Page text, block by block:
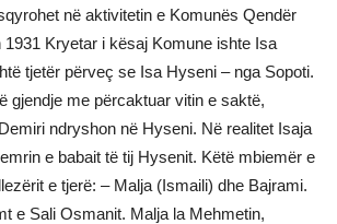
në aktivitetin e Komunës Qendër
1931 Kryetar i kësaj Komune ishte Isa
tjetër përveç se Isa Hyseni – nga Sopoti.
gjendje me përcaktuar vitin e saktë,
ndryshon në Hyseni. Në realitet Isaja
e babait të tij Hysenit. Këtë mbiemër e
e tjerë: – Malja (Ismaili) dhe Bajrami.
e Sali Osmanit. Malja la Mehmetin,